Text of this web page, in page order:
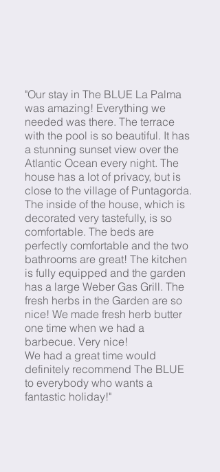
"Our stay in The BLUE La Palma
was amazing! Everything we
needed was there. The terrace
with the pool is so beautiful. It has
a stunning sunset view over the
Atlantic Ocean every night. The
house has a lot of privacy, but is
close to the village of Puntagorda.
The inside of the house, which is
decorated very tastefully, is so
comfortable. The beds are
perfectly comfortable and the two
bathrooms are great! The kitchen
is fully equipped and the garden
has a large Weber Gas Grill. The
fresh herbs in the Garden are so
nice! We made fresh herb butter
one time when we had a
barbecue. Very nice!
We had a great time would
definitely recommend The BLUE
to everybody who wants a
fantastic holiday!"